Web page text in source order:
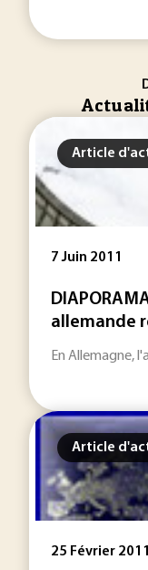
Article
7 Juin 2011
allemande
En Allemagne,
Article
25 Février 2011